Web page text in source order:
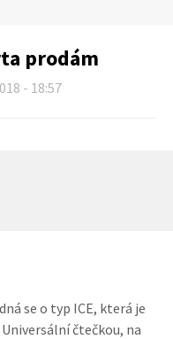
prodám
- 18:57
se o typ ICE, která je
čtečkou, na